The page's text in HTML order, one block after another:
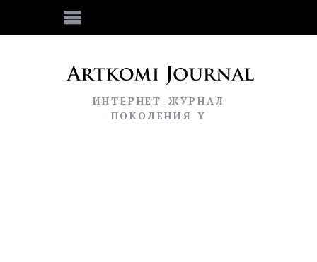
ИНТЕРНЕТ-ЖУРНАЛ
ПОКОЛЕНИЯ Y